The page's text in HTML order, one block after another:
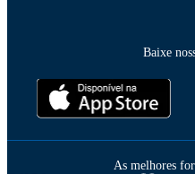
Baixe
As melhores